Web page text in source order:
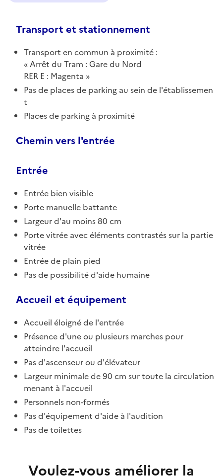
Transport et stationnement
Transport en commun à proximité :
Arrêt du Tram : Gare du Nord
RER E : Magenta
Pas de places de parking au sein de l'établissemen
t
Places de parking à proximité
Chemin vers l'entrée
Entrée
Entrée bien visible
Porte manuelle battante
Largeur d'au moins 80 cm
Porte vitrée avec éléments contrastés sur la partie
vitrée
Entrée de plain pied
Pas de possibilité d'aide humaine
Accueil et équipement
Accueil éloigné de l'entrée
Présence d'une ou plusieurs marches pour
atteindre l'accueil
Pas d'ascenseur ou d'élévateur
Largeur minimale de 90 cm sur toute la circulation
menant à l'accueil
Personnels non-formés
Pas d'équipement d'aide à l'audition
Pas de toilettes
Voulez-vous améliorer la